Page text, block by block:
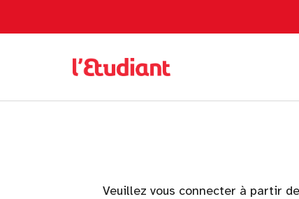
Veuillez vous connecter à partir